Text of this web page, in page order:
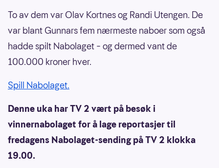
To av dem var Olav Kortnes og Randi Utengen. De
var blant Gunnars fem nærmeste naboer som også
hadde spilt Nabolaget – og dermed vant de
100.000 kroner hver.
Spill Nabolaget.
Denne uka har TV 2 vært på besøk i
vinnernabolaget for å lage reportasjer til
fredagens Nabolaget-sending på TV 2 klokka
19.00.